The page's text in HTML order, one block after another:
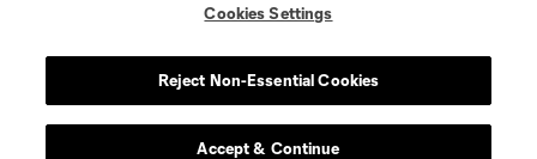
Cookies Settings
Reject Non-Essential Cookies
Accept & Continue